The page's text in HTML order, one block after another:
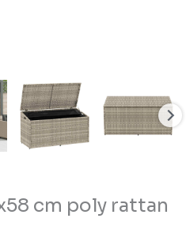
cm poly rattan